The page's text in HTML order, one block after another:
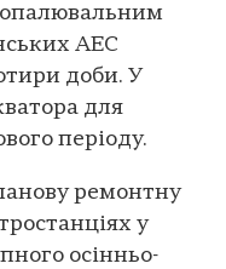
АЕС
доби. У
для
періоду.
ремонтну
у
осінньо-